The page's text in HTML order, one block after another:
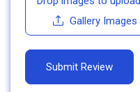
Gallery Images